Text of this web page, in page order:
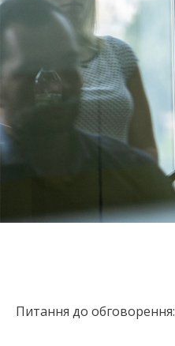
Питання до обговорення: